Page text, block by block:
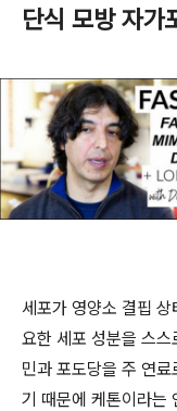
단식 모방 자가
세포가 영양소 결핍
요한 세포 성분을 스
민과 포도당을 주 연
기 때문에 케톤이라는